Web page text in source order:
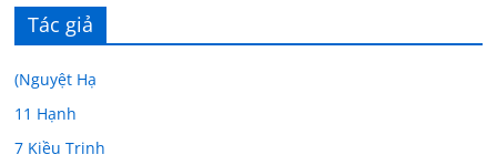
Tác giả
(Nguyệt Hạ
11 Hạnh
7 Kiều Trinh